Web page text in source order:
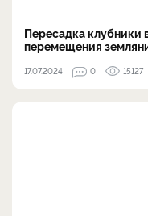
Пересадка клубники
перемещения
17.07.2024 0 15127